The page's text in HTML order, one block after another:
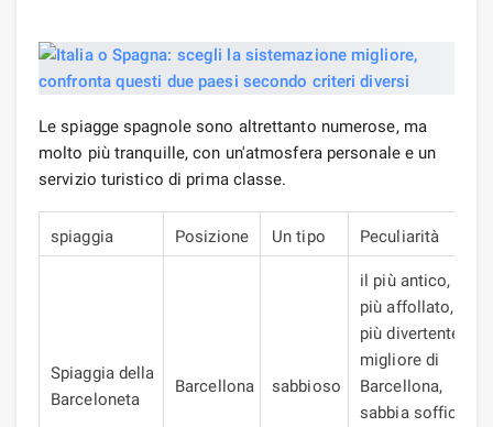
Le spiagge spagnole sono altrettanto numerose, ma
molto più tranquille, con un'atmosfera personale e un
servizio turistico di prima classe.
spiaggia Posizione Un tipo Peculiarità
Spiaggia della
Barceloneta
Barcellona sabbioso
il più antico, il
più affollato, il
più divertente: il
migliore di
Barcellona, ​​
sabbia soffice